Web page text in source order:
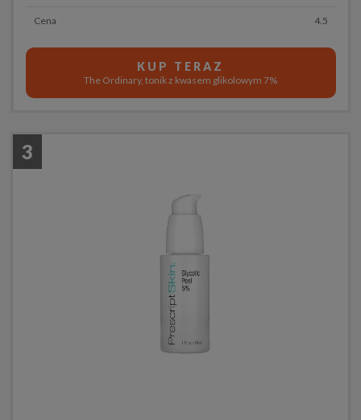
Cena 4.5
KUP TERAZ
The Ordinary, tonik z kwasem glikolowym 7%
3